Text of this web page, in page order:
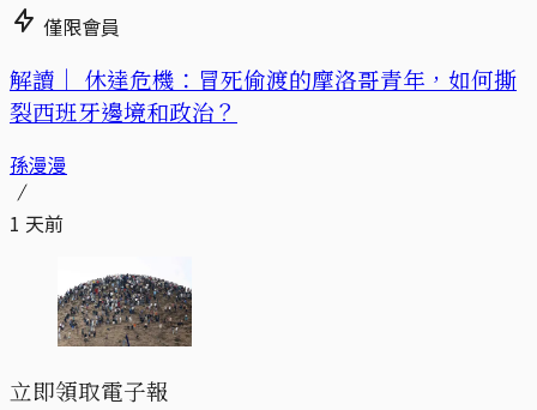
僅限會員
解讀｜ 休達危機：冒死偷渡的摩洛哥青年，如何撕
裂西班牙邊境和政治？
孫漫漫
1 天前
立即領取電子報